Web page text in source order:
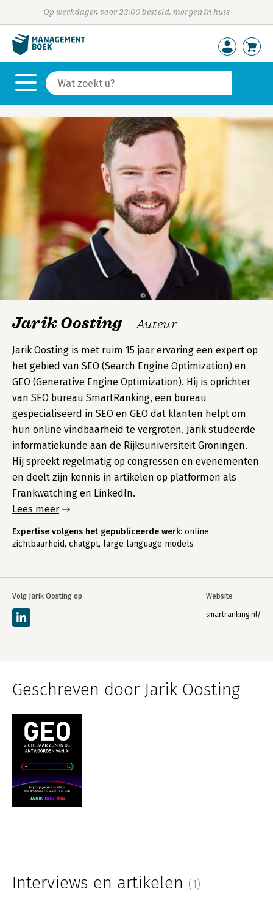
Op werkdagen voor 23:00 besteld, morgen in huis
Volg Jarik Oosting op Website
smartranking.nl/
Jarik Oosting - Auteur
Jarik Oosting is met ruim 15 jaar ervaring een expert op
het gebied van SEO (Search Engine Optimization) en
GEO (Generative Engine Optimization). Hij is oprichter
van SEO bureau SmartRanking, een bureau
gespecialiseerd in SEO en GEO dat klanten helpt om
hun online vindbaarheid te vergroten. Jarik studeerde
informatiekunde aan de Rijksuniversiteit Groningen.
Hij spreekt regelmatig op congressen en evenementen
en deelt zijn kennis in artikelen op platformen als
Frankwatching en LinkedIn.
Lees meer
Expertise volgens het gepubliceerde werk: online
zichtbaarheid, chatgpt, large language models
Geschreven door Jarik Oosting
Interviews en artikelen (1)